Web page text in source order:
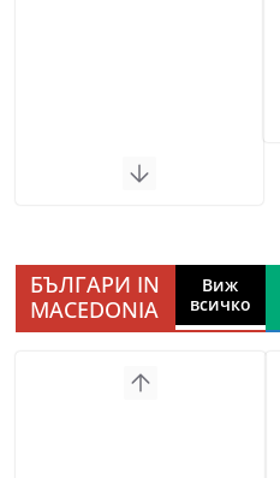
БЪЛГАРИ IN
MACEDONIA
Виж
всичко